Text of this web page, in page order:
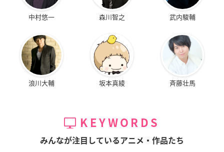
中村悠一 森川智之 武内駿輔
浪川大輔 坂本真綾 斉藤壮馬
KEYWORDS
みんなが注目しているアニメ・作品たち